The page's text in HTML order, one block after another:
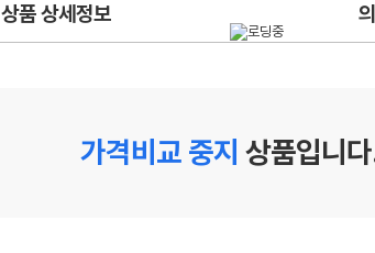
상품 상세정보
가격비교 중지 상품입니